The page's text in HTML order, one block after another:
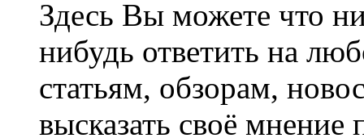
Здесь Вы можете что
нибудь ответить на
статьям, обзорам,
высказать своё